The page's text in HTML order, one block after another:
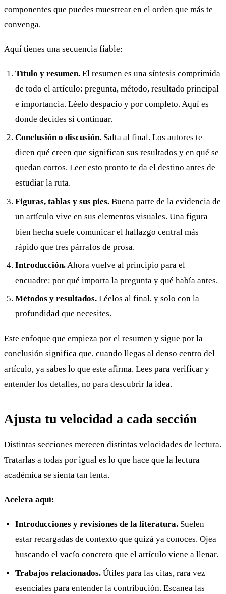
componentes que puedes muestrear en el orden que más te
convenga.
Aquí tienes una secuencia fiable:
Título y resumen. El resumen es una síntesis comprimida
de todo el artículo: pregunta, método, resultado principal
e importancia. Léelo despacio y por completo. Aquí es
donde decides si continuar.
Conclusión o discusión. Salta al final. Los autores te
dicen qué creen que significan sus resultados y en qué se
quedan cortos. Leer esto pronto te da el destino antes de
estudiar la ruta.
Figuras, tablas y sus pies. Buena parte de la evidencia de
un artículo vive en sus elementos visuales. Una figura
bien hecha suele comunicar el hallazgo central más
rápido que tres párrafos de prosa.
Introducción.Ahora vuelve al principio para el
encuadre: por qué importa la pregunta y qué había antes.
Métodos y resultados. Léelos al final, y solo con la
profundidad que necesites.
Este enfoque que empieza por el resumen y sigue por la
conclusión significa que, cuando llegas al denso centro del
artículo, ya sabes lo que este afirma. Lees para verificar y
entender los detalles, no para descubrir la idea.
Ajusta tu velocidad a cada sección
Distintas secciones merecen distintas velocidades de lectura.
Tratarlas a todas por igual es lo que hace que la lectura
académica se sienta tan lenta.
Acelera aquí:
Introducciones y revisiones de la literatura. Suelen
estar recargadas de contexto que quizá ya conoces. Ojea
buscando el vacío concreto que el artículo viene a llenar.
Trabajos relacionados. Útiles para las citas, rara vez
esenciales para entender la contribución. Escanea las